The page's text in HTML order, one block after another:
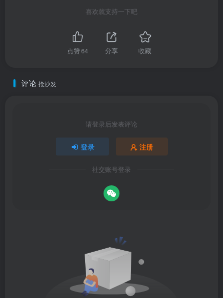
喜欢就支持一下吧
点赞64 分享 收藏
评论 抢沙发
请登录后发表评论
登录 注册
社交账号登录